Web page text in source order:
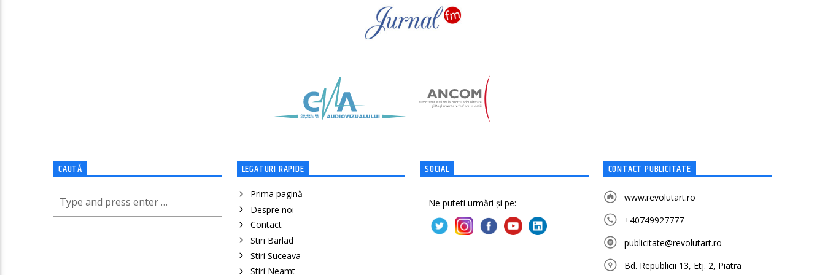
CAUTĂ LEGATURI RAPIDE
Prima pagină
Despre noi
Contact
Stiri Barlad
Stiri Suceava
Stiri Neamt
SOCIAL
Ne puteti urmări și pe:
CONTACT PUBLICITATE
www.revolutart.ro
+40749927777
publicitate@revolutart.ro
Bd. Republicii 13, Etj. 2, Piatra